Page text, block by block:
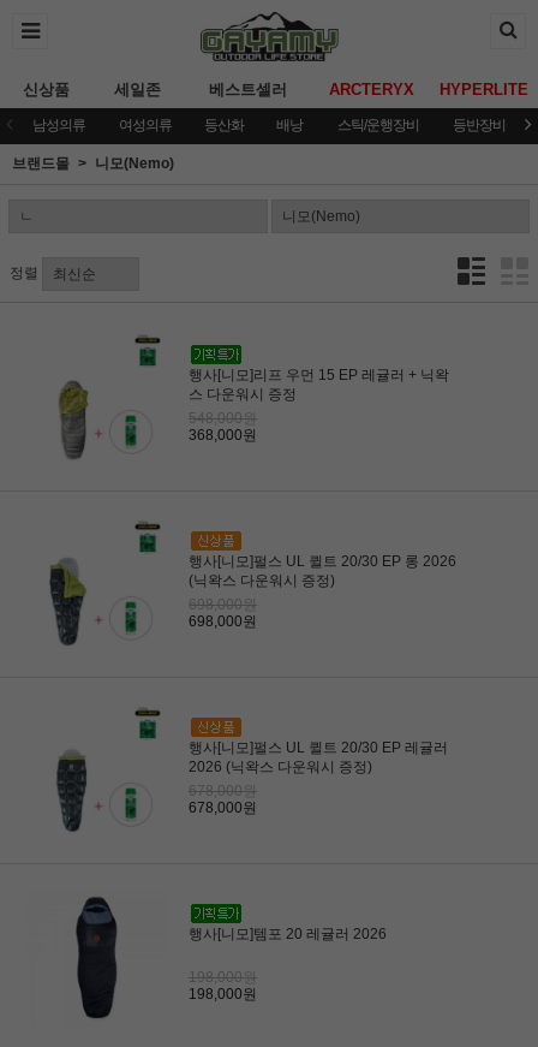
신상품 세일존 베스트셀러 ARCTERYX HYPERLITE
남성의류 여성의류 등산화 배낭 스틱/운행장비 등반장비
브랜드몰 니모(Nemo)
정렬
행사[니모]리프 우먼 15 EP 레귤러 + 닉왁
스 다운워시 증정
548,000원
368,000원
행사[니모]펄스 UL 퀼트 20/30 EP 롱 2026
(닉왁스 다운워시 증정)
698,000원
698,000원
행사[니모]펄스 UL 퀼트 20/30 EP 레귤러
2026 (닉왁스 다운워시 증정)
678,000원
678,000원
행사[니모]템포 20 레귤러 2026
198,000원
198,000원